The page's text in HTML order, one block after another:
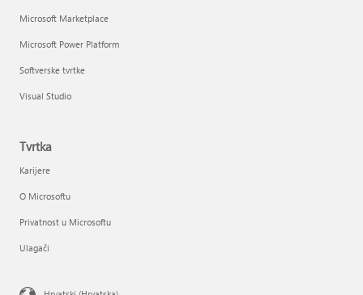
Microsoft Marketplace
Microsoft Power Platform
Softverske tvrtke
Visual Studio
Tvrtka
Karijere
O Microsoftu
Privatnost u Microsoftu
Ulagači